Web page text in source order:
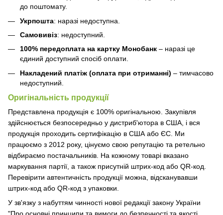
до поштомату.
Укрпошта: наразі недоступна.
Самовивіз: недоступний.
100% передоплата на картку Монобанк – наразі це
єдиний доступний спосіб оплати.
Накладений платіж (оплата при отриманні) – тимчасово
недоступний.
Оригінальність продукції
Представлена продукція є 100% оригінальною. Закупівля
здійснюється безпосередньо у дистриб'ютора в США, і вся
продукція проходить сертифікацію в США або ЄС. Ми
працюємо з 2012 року, цінуємо свою репутацію та ретельно
відбираємо постачальників. На кожному товарі вказано
маркування партії, а також присутній штрих-код або QR-код.
Перевірити автентичність продукції можна, відсканувавши
штрих-код або QR-код з упаковки.
У зв'язку з набуттям чинності нової редакції закону України